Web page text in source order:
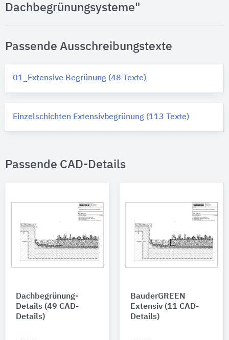
Dachbegrünungsysteme"
Passende Ausschreibungstexte
01_Extensive Begrünung (48 Texte)
Einzelschichten Extensivbegrünung (113 Texte)
Passende CAD-Details
Dachbegrünung-
Details (49 CAD-
Details)
BauderGREEN
Extensiv (11 CAD-
Details)